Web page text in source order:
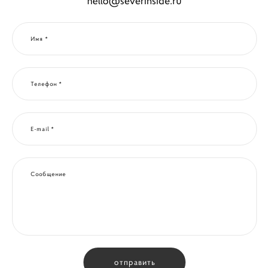
Имя *
Телефон *
E-mail *
Сообщение
отправить